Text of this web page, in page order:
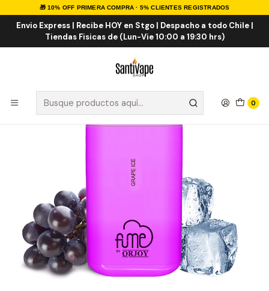
🎁 10% OFF PRIMERA COMPRA · 5% CLIENTES REGISTRADOS
Envio Express | Recibe HOY en Stgo | Despacho a todo Chile |
Tiendas Fisicas de (Lun-Vie 10:00 a 19:30 hrs)
0
Inicio Marcas Desechables Fume Grape ICE 5K Puff